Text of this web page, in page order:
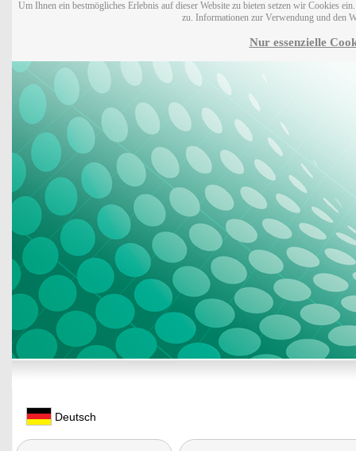
Um Ihnen ein bestmögliches Erlebnis auf dieser Website zu bieten setzen wir Cookies
zu. Informationen zur Verwendung und den
Nur essenzielle
Deutsch